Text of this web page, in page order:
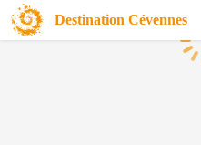
Destination Cévennes